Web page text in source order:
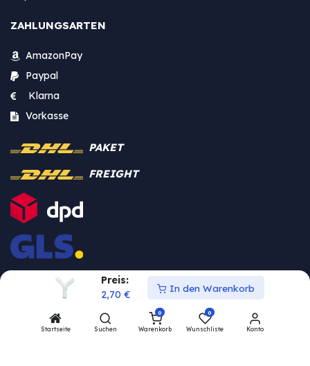
Preis:
2,70 €
In den Warenkorb
Startseite Suchen
0
Warenkorb
0
Wunschliste Konto
ZAHLUNGSARTEN
AmazonPay
Paypal
Klarna
Vorkasse
PAKET
FREIGHT